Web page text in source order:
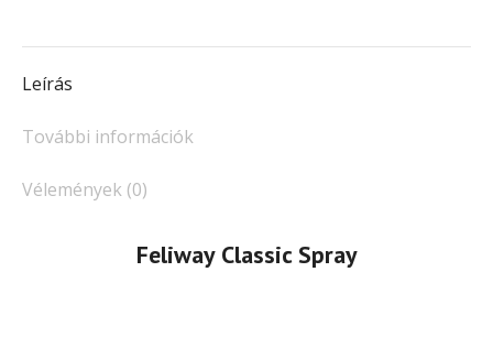
Leírás
További információk
Vélemények (0)
Feliway Classic Spray